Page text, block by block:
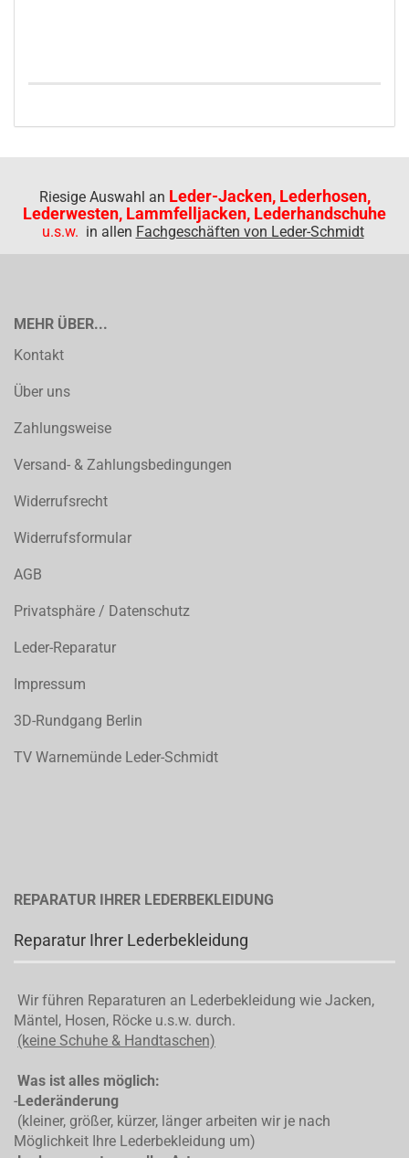
Riesige Auswahl an Leder-Jacken, Lederhosen,
Lederwesten, Lammfelljacken, Lederhandschuhe
u.s.w. in allen Fachgeschäften von Leder-Schmidt
MEHR ÜBER...
Kontakt
Über uns
Zahlungsweise
Versand- & Zahlungsbedingungen
Widerrufsrecht
Widerrufsformular
AGB
Privatsphäre / Datenschutz
Leder-Reparatur
Impressum
3D-Rundgang Berlin
TV Warnemünde Leder-Schmidt
REPARATUR IHRER LEDERBEKLEIDUNG
Reparatur Ihrer Lederbekleidung
Wir führen Reparaturen an Lederbekleidung wie Jacken,
Mäntel, Hosen, Röcke u.s.w. durch.
(keine Schuhe & Handtaschen)
Was ist alles möglich:
-Lederänderung
(kleiner, größer, kürzer, länger arbeiten wir je nach
Möglichkeit Ihre Lederbekleidung um)